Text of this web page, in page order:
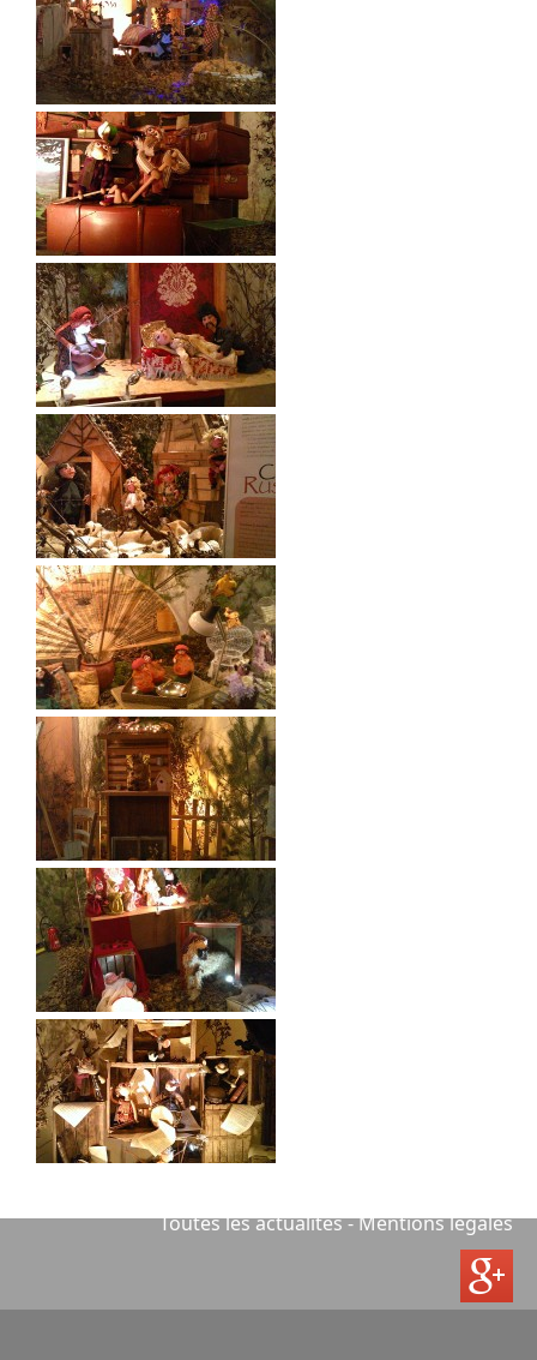
Me contacter
Courrier électronique :
marion.mathe@gmail.com
Places disponibles
J'ai arrêté mon activité d'assistante maternelle en
décembre 2018.
Toutes les actualités Mentions légales